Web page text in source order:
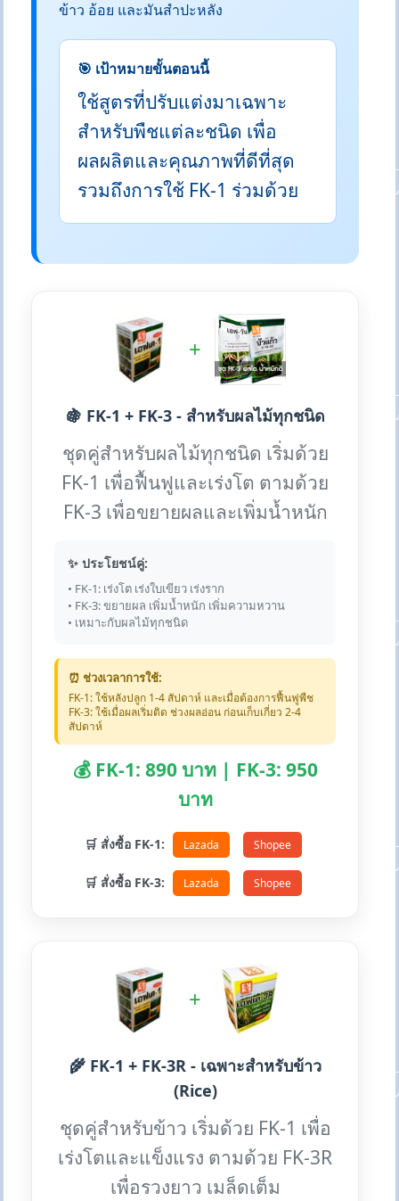
ข้าว อ้อย และมันสำปะหลัง
🎯 เป้าหมายขั้นตอนนี้
ใช้สูตรที่ปรับแต่งมาเฉพาะ
สำหรับพืชแต่ละชนิด เพื่อ
ผลผลิตและคุณภาพที่ดีที่สุด
รวมถึงการใช้ FK-1 ร่วมด้วย
+
🍇 FK-1 + FK-3 - สำหรับผลไม้ทุกชนิด
ชุดคู่สำหรับผลไม้ทุกชนิด เริ่มด้วย
FK-1 เพื่อฟื้นฟูและเร่งโต ตามด้วย
FK-3 เพื่อขยายผลและเพิ่มน้ำหนัก
✨ ประโยชน์คู่:
• FK-1: เร่งโต เร่งใบเขียว เร่งราก
• FK-3: ขยายผล เพิ่มน้ำหนัก เพิ่มความหวาน
• เหมาะกับผลไม้ทุกชนิด
⏰ ช่วงเวลาการใช้:
FK-1: ใช้หลังปลูก 1-4 สัปดาห์ และเมื่อต้องการฟื้นฟูพืช
FK-3: ใช้เมื่อผลเริ่มติด ช่วงผลอ่อน ก่อนเก็บเกี่ยว 2-4
สัปดาห์
💰 FK-1: 890 บาท | FK-3: 950
บาท
🛒 สั่งซื้อ FK-1: Lazada Shopee
🛒 สั่งซื้อ FK-3: Lazada Shopee
+
🌾 FK-1 + FK-3R - เฉพาะสำหรับข้าว
(Rice)
ชุดคู่สำหรับข้าว เริ่มด้วย FK-1 เพื่อ
เร่งโตและแข็งแรง ตามด้วย FK-3R
เพื่อรวงยาว เมล็ดเต็ม